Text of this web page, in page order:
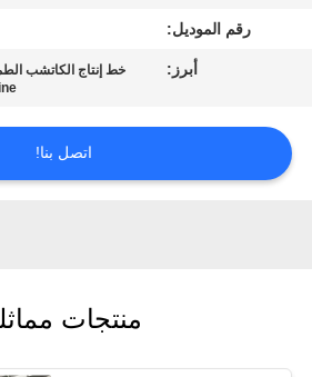
مراقبة
الجودة
رقم الموديل:
أبرز: خط إنتاج الكاتشب
اتصل بنا!
منتجات